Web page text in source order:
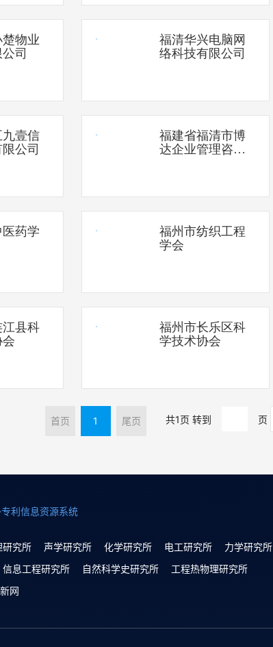
物业
司
福清华兴电脑网
络科技有限公司
壹信
公司
福建省福清市博
达企业管理咨询
药学
福州市纺织工程
学会
县科
福州市长乐区科
学技术协会
首页 1 尾页 共1页 转到 页
利信息资源系统
研究所 声学研究所 化学研究所 电工研究所
力学研究所
信息工程研究所 自然科学史研究所
工程热物理研究所
网